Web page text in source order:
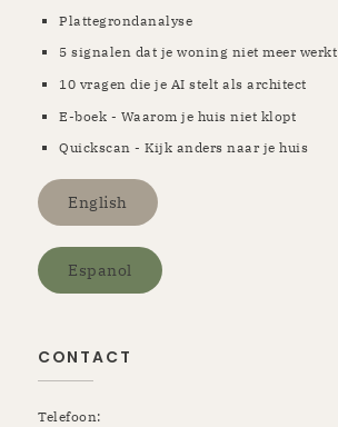
Plattegrondanalyse
5 signalen dat je woning niet meer werkt
10 vragen die je AI stelt als architect
E-boek - Waarom je huis niet klopt
Quickscan - Kijk anders naar je huis
English
Espanol
CONTACT
Telefoon: